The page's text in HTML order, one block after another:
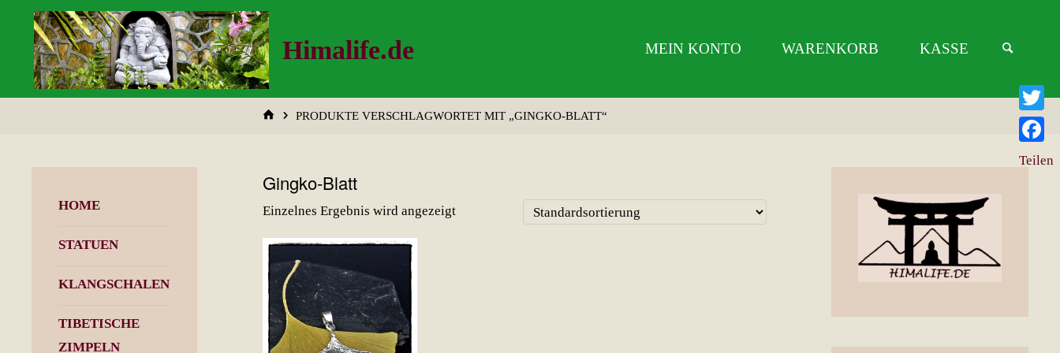
springen
Himalife.de MEIN KONTO WARENKORB KASSE
START
PRODUKTE VERSCHLAGWORTET MIT „GINGKO-BLATT“
Gingko-Blatt
Einzelnes Ergebnis wird angezeigt
HOME
STATUEN
KLANGSCHALEN
TIBETISCHE
ZIMPELN
Twitter
Teilen